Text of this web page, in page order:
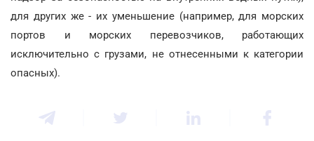
для других же - их уменьшение (например, для морских
портов и морских перевозчиков, работающих
исключительно с грузами, не отнесенными к категории
опасных).